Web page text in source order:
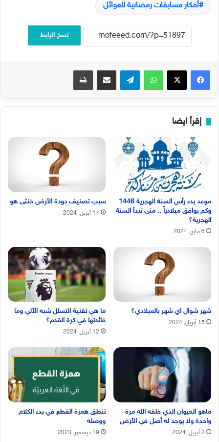
أفكار مسابقات رمضانية للعوائل
نسخ الرابط
فيسبوك‫X واتساب تيلقرام مشاركة عبر البريد طباعة
إقرأ ايضا
موعد بدء رأس السنة الهجرية 1446
وكم يوافق ميلادياً .. متى تبدأ السنة
الهجرية؟
6 مايو, 2024
سبب تصنيف دودة الأرض خنثى هو
17 أبريل, 2024
شهر شوال اي شهر بالميلادي؟
15 أبريل, 2024
ما هي تقنية التسلل شبه الآلي وما
فائدتها في كرة القدم؟
12 أبريل, 2024
ماهو الحيوان الذي خلقه الله مرة
واحدة ولا يوجد له أصل في الأرض
2 أبريل, 2024
تنطق همزة القطع في بدء الكلام
ووصله
19 ديسمبر, 2023